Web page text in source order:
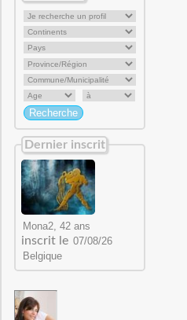
Dernier inscrit
inscrit le